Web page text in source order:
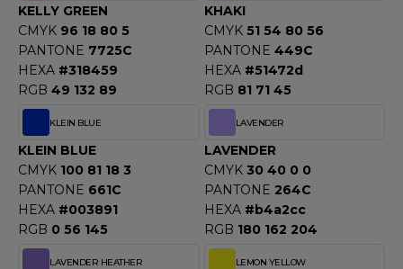
KELLY GREEN
CMYK 96 18 80 5
PANTONE 7725C
HEXA #318459
RGB 49 132 89
KHAKI
CMYK 51 54 80 56
PANTONE 449C
HEXA #51472d
RGB 81 71 45
KLEIN BLUE
KLEIN BLUE
CMYK 100 81 18 3
PANTONE 661C
HEXA #003891
RGB 0 56 145
LAVENDER
LAVENDER
CMYK 30 40 0 0
PANTONE 264C
HEXA #b4a2cc
RGB 180 162 204
LAVENDER HEATHER LEMON YELLOW